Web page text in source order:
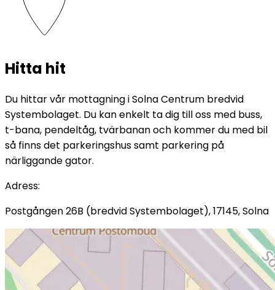
Hitta hit
Du hittar vår mottagning i Solna Centrum bredvid
Systembolaget. Du kan enkelt ta dig till oss med buss,
t-bana, pendeltåg, tvärbanan och kommer du med bil
så finns det parkeringshus samt parkering på
närliggande gator.
Adress:
Postgången 26B (bredvid Systembolaget), 17145, Solna